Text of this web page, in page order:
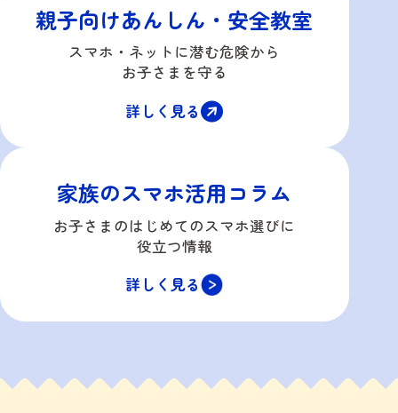
親子向けあんしん・安全教室
スマホ・ネットに潜む危険から
お子さまを守る
詳しく見る
家族のスマホ活用コラム
お子さまのはじめてのスマホ選びに
役立つ情報
詳しく見る